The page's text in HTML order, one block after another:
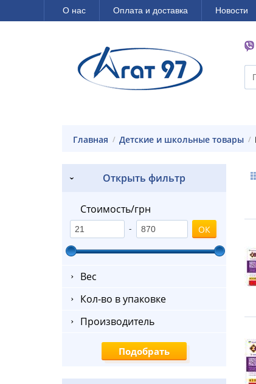
О нас Оплата и доставка Новости
Главная Детские и школьные товары
Открыть фильтр
Стоимость/грн
-
Вес
Кол-во в упаковке
Производитель